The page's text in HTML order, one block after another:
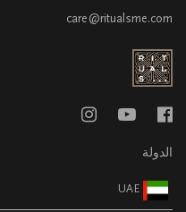
care@ritualsme.com
الدولة
UAE